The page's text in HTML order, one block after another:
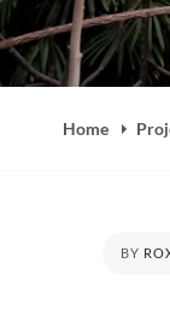
Home
BY